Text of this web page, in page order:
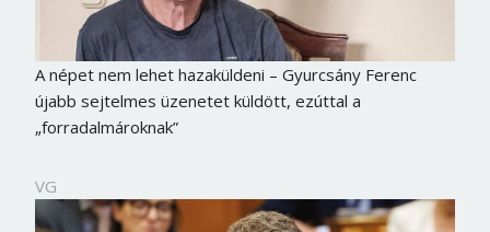
A népet nem lehet hazaküldeni – Gyurcsány Ferenc
újabb sejtelmes üzenetet küldött, ezúttal a
„forradalmároknak”
VG